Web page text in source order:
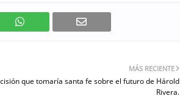
MÁS RECIENTE
que tomaría santa fe sobre el futuro de Hárold
Rivera.